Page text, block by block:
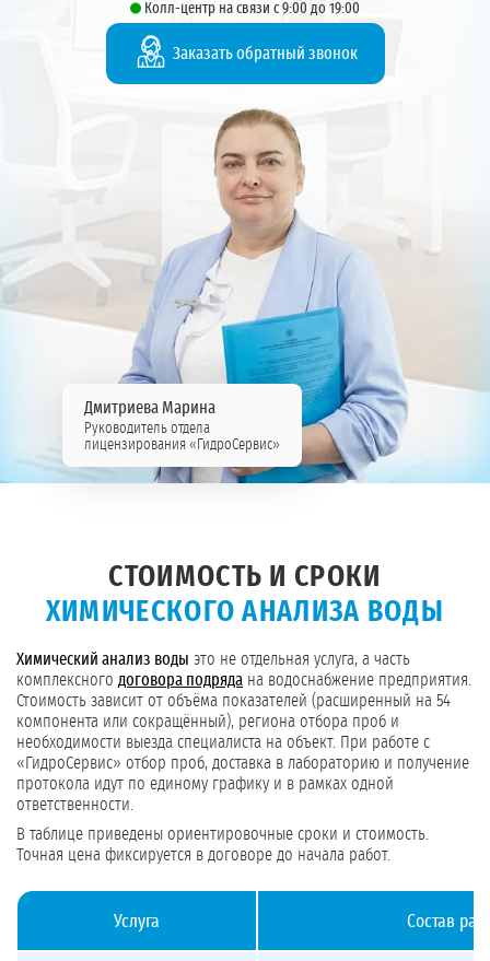
Колл-центр на связи с 9:00 до 19:00
Заказать обратный звонок
Дмитриева Марина
Руководитель отдела
лицензирования «ГидроСервис»
СТОИМОСТЬ И СРОКИ
ХИМИЧЕСКОГО АНАЛИЗА ВОДЫ
Химический анализ воды это не отдельная услуга, а часть
комплексного договора подряда на водоснабжение предприятия.
Стоимость зависит от объёма показателей (расширенный на 54
компонента или сокращённый), региона отбора проб и
необходимости выезда специалиста на объект. При работе с
«ГидроСервис» отбор проб, доставка в лабораторию и получение
протокола идут по единому графику и в рамках одной
ответственности.
В таблице приведены ориентировочные сроки и стоимость.
Точная цена фиксируется в договоре до начала работ.
Услуга Состав